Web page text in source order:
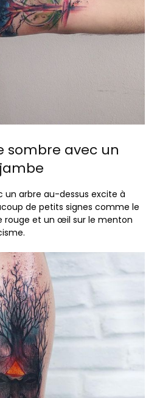
sombre avec un
un arbre au-dessus excite à
de petits signes comme le
rouge et un œil sur le menton